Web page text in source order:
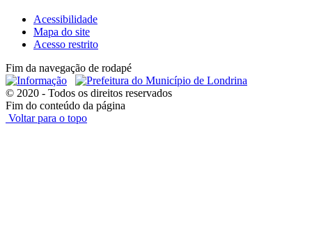
Acessibilidade
Mapa do site
Acesso restrito
Fim da navegação de rodapé
© 2020 - Todos os direitos reservados
Fim do conteúdo da página
Voltar para o topo